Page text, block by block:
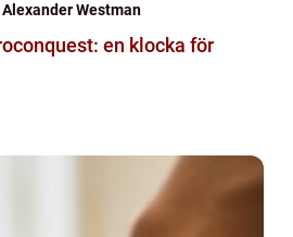
Alexander Westman
en klocka för